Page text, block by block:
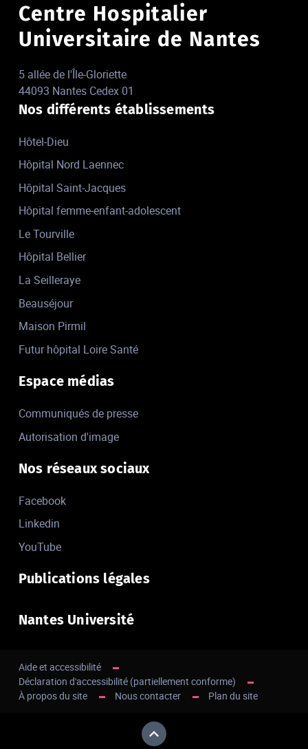
Centre Hospitalier
Universitaire de Nantes
5 allée de l'Île-Gloriette
44093 Nantes Cedex 01
Nos différents établissements
Hôtel-Dieu
Hôpital Nord Laennec
Hôpital Saint-Jacques
Hôpital femme-enfant-adolescent
Le Tourville
Hôpital Bellier
La Seilleraye
Beauséjour
Maison Pirmil
Futur hôpital Loire Santé
Espace médias
Communiqués de presse
Autorisation d'image
Nos réseaux sociaux
Facebook
Linkedin
YouTube
Publications légales
Nantes Université
Aide et accessibilité
Déclaration d'accessibilité (partiellement conforme)
À propos du site
Nous contacter Plan du site